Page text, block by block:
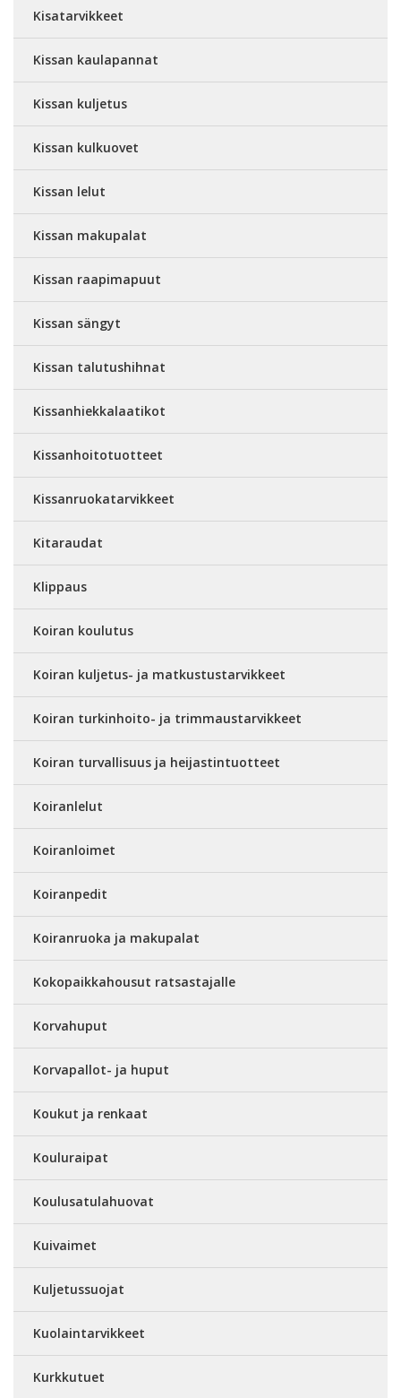
Kisatarvikkeet
Kissan kaulapannat
Kissan kuljetus
Kissan kulkuovet
Kissan lelut
Kissan makupalat
Kissan raapimapuut
Kissan sängyt
Kissan talutushihnat
Kissanhiekkalaatikot
Kissanhoitotuotteet
Kissanruokatarvikkeet
Kitaraudat
Klippaus
Koiran koulutus
Koiran kuljetus- ja matkustustarvikkeet
Koiran turkinhoito- ja trimmaustarvikkeet
Koiran turvallisuus ja heijastintuotteet
Koiranlelut
Koiranloimet
Koiranpedit
Koiranruoka ja makupalat
Kokopaikkahousut ratsastajalle
Korvahuput
Korvapallot- ja huput
Koukut ja renkaat
Kouluraipat
Koulusatulahuovat
Kuivaimet
Kuljetussuojat
Kuolaintarvikkeet
Kurkkutuet